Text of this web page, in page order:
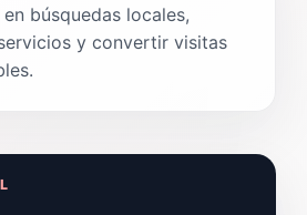
búsquedas locales,
y convertir visitas